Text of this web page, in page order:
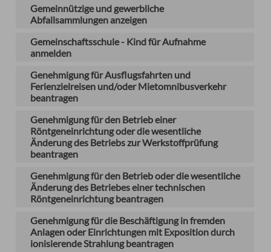
Gemeinnützige und gewerbliche
Abfallsammlungen anzeigen
Gemeinschaftsschule - Kind für Aufnahme
anmelden
Genehmigung für Ausflugsfahrten und
Ferienzielreisen und/oder Mietomnibusverkehr
beantragen
Genehmigung für den Betrieb einer
Röntgeneinrichtung oder die wesentliche
Änderung des Betriebs zur Werkstoffprüfung
beantragen
Genehmigung für den Betrieb oder die wesentliche
Änderung des Betriebes einer technischen
Röntgeneinrichtung beantragen
Genehmigung für die Beschäftigung in fremden
Anlagen oder Einrichtungen mit Exposition durch
ionisierende Strahlung beantragen